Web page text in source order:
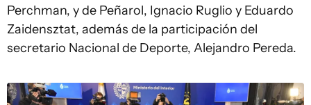
Perchman, y de Peñarol, Ignacio Ruglio y Eduardo
Zaidensztat, además de la participación del
secretario Nacional de Deporte, Alejandro Pereda.